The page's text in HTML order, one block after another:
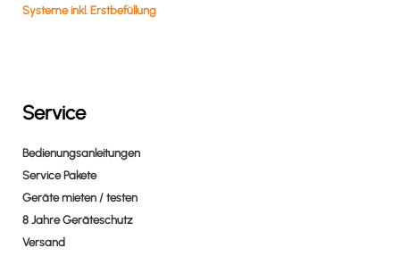
Systeme inkl. Erstbefüllung
Service
Bedienungsanleitungen
Service Pakete
Geräte mieten / testen
8 Jahre Geräteschutz
Versand